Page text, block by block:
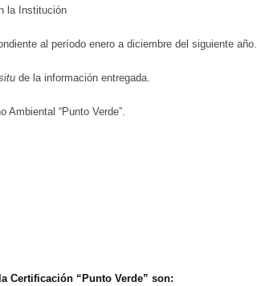
la Institución
al período enero a diciembre del siguiente año.
de la información entregada.
Ambiental “Punto Verde”.
Certificación “Punto Verde” son: